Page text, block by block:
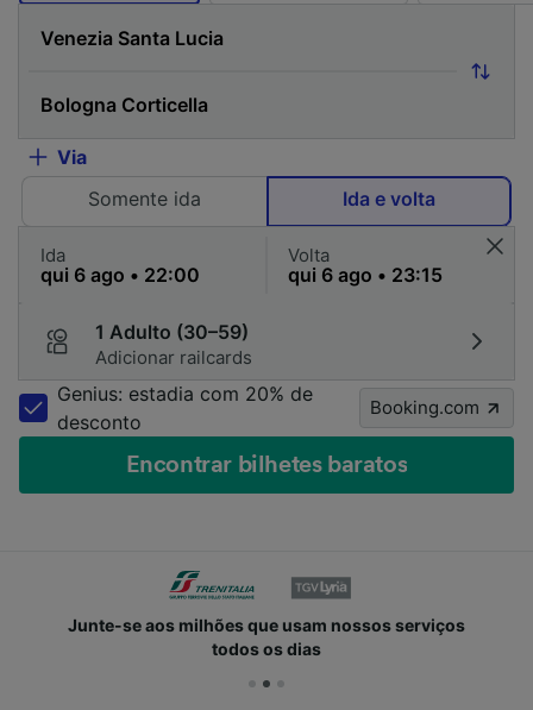
Via
Somente ida
Ida e volta
Ida Volta
1 Adulto (30–59)
Adicionar railcards
Genius: estadia com 20% de
desconto
Booking.com
Encontrar bilhetes baratos
Viaje para milhares de destinos em 45 países